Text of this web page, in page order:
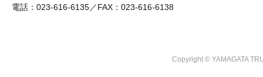
電話：023-616-6135／FAX：023-616-6138
Copyright © YAMAGATA